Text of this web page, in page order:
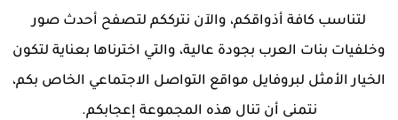
لتناسب كافة أذواقكم، والآن نترككم لتصفح أحدث صور
وخلفيات بنات العرب بجودة عالية، والتي اخترناها بعناية لتكون
الخيار الأمثل لبروفايل مواقع التواصل الاجتماعي الخاص بكم،
نتمنى أن تنال هذه المجموعة إعجابكم.